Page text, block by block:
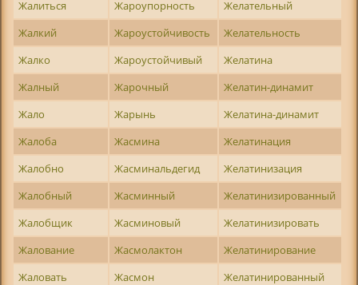
Жалиться Жароупорность
Желательный
Жалкий
Жароустойчивость
Желательность
Жалко
Жароустойчивый
Желатина
Жалный
Жарочный
Желатин-динамит
Жало
Жарынь
Желатина-динамит
Жалоба
Жасмина
Желатинация
Жалобно
Жасминальдегид
Желатинизация
Жалобный
Жасминный
Желатинизированный
Жалобщик
Жасминовый
Желатинизировать
Жалование
Жасмолактон
Желатинирование
Жаловать
Жасмон
Желатинированный